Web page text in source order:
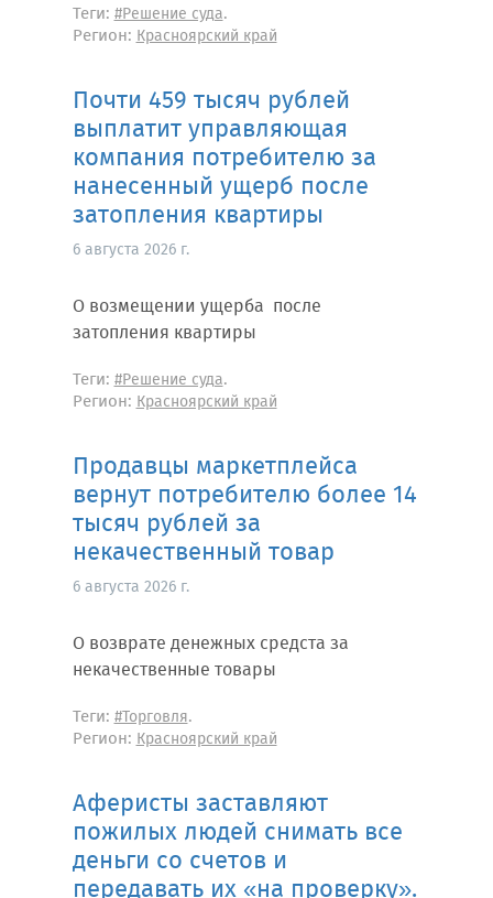
Теги:#Решение суда.
Регион:Красноярский край
Почти 459 тысяч рублей
выплатит управляющая
компания потребителю за
нанесенный ущерб после
затопления квартиры
6 августа 2026 г.
О возмещении ущерба после
затопления квартиры
Теги:#Решение суда.
Регион:Красноярский край
Продавцы маркетплейса
вернут потребителю более 14
тысяч рублей за
некачественный товар
6 августа 2026 г.
О возврате денежных средста за
некачественные товары
Теги:#Торговля.
Регион:Красноярский край
Аферисты заставляют
пожилых людей снимать все
деньги со счетов и
передавать их «на проверку».